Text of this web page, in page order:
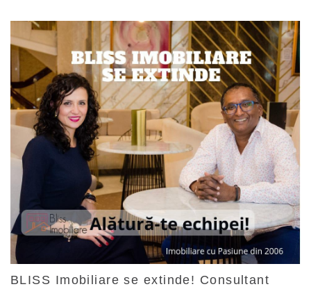
BLISS Imobiliare se extinde! Consultant